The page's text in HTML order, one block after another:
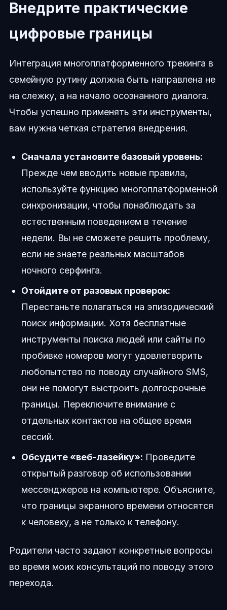
Внедрите практические
цифровые границы
Интеграция многоплатформенного трекинга в
семейную рутину должна быть направлена не
на слежку, а на начало осознанного диалога.
Чтобы успешно применять эти инструменты,
вам нужна четкая стратегия внедрения.
Сначала установите базовый уровень:
Прежде чем вводить новые правила,
используйте функцию многоплатформенной
синхронизации, чтобы понаблюдать за
естественным поведением в течение
недели. Вы не сможете решить проблему,
если не знаете реальных масштабов
ночного серфинга.
Отойдите от разовых проверок:
Перестаньте полагаться на эпизодический
поиск информации. Хотя бесплатные
инструменты поиска людей или сайты по
пробивке номеров могут удовлетворить
любопытство по поводу случайного SMS,
они не помогут выстроить долгосрочные
границы. Переключите внимание с
отдельных контактов на общее время
сессий.
Обсудите «веб-лазейку»: Проведите
открытый разговор об использовании
мессенджеров на компьютере. Объясните,
что границы экранного времени относятся
к человеку, а не только к телефону.
Родители часто задают конкретные вопросы
во время моих консультаций по поводу этого
перехода.